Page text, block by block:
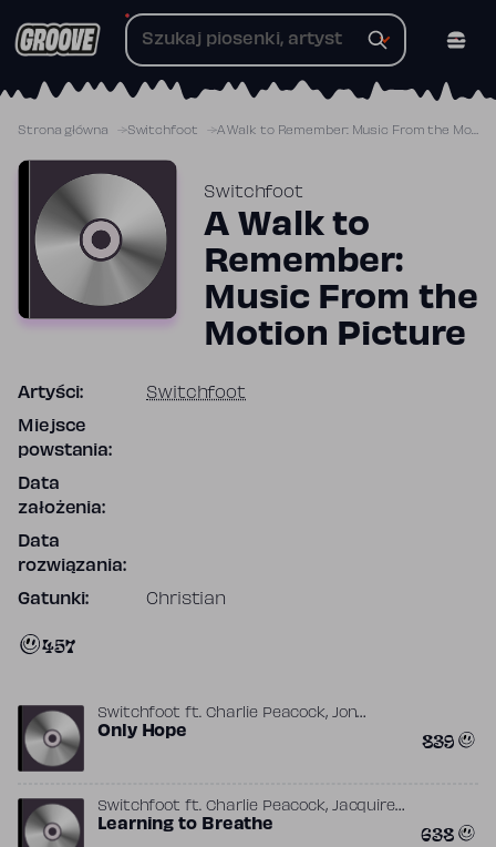
do
Strona główna Switchfoot A Walk to Remember: Music From the Motion Picture
Switchfoot
A Walk to
Remember:
Music From the
Motion Picture
Artyści: Switchfoot
Miejsce
powstania:
Data
założenia:
Data
rozwiązania:
Gatunki: Christian
457
Switchfoot ft. Charlie Peacock, Jon
Foreman
Only Hope 839
Switchfoot ft. Charlie Peacock, Jacquire
King,Jon Foreman
Learning to Breathe 638